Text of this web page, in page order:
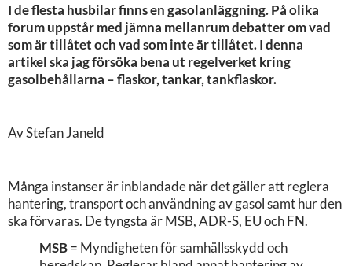
I de flesta husbilar finns en gasolanläggning. På olika
forum uppstår med jämna mellanrum debatter om vad
som är tillåtet och vad som inte är tillåtet. I denna
artikel ska jag försöka bena ut regelverket kring
gasolbehållarna – flaskor, tankar, tankflaskor.
Av Stefan Janeld
Många instanser är inblandade när det gäller att reglera
hantering, transport och användning av gasol samt hur den
ska förvaras. De tyngsta är MSB, ADR-S, EU och FN.
MSB= Myndigheten för samhällsskydd och